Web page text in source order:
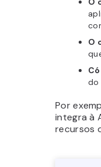
O
do
Por
integra à
recursos